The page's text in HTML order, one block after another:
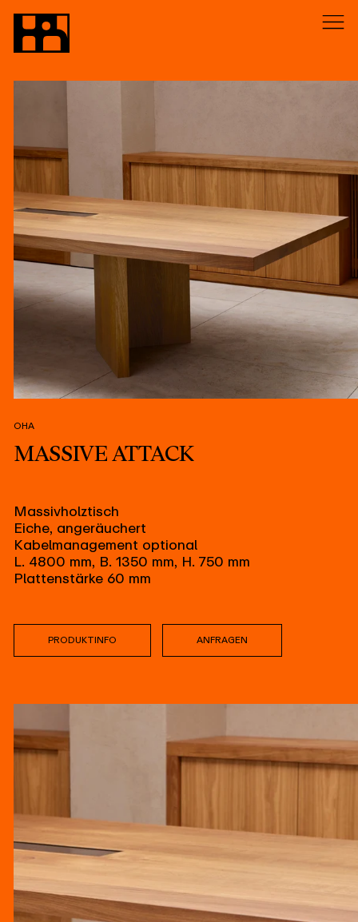
OHA
MASSIVE ATTACK
Massivholztisch
Eiche, angeräuchert
Kabelmanagement optional
L. 4800 mm, B. 1350 mm, H. 750 mm
Plattenstärke 60 mm
PRODUKTINFO ANFRAGEN